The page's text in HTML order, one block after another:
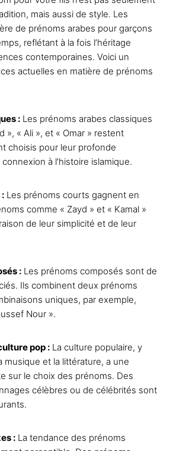
a
p
l
u
s
u
r
s
v
a
t
n
s
.
L
s
o
p
t
s
mais aussi de style. Les
de prénoms arabes pour garçons
reflétant à la fois l’héritage
contemporaines. Voici un
actuelles en matière de prénoms
: Les prénoms arabes classiques
», « Ali », et « Omar » restent
choisis pour leur profonde
à l’histoire islamique.
Les prénoms courts gagnent en
comme « Zayd » et « Kamal »
de leur simplicité et de leur
: Les prénoms composés sont de
Ils combinent deux prénoms
uniques, par exemple,
Nour ».
pop : La culture populaire, y
musique et la littérature, a une
sur le choix des prénoms. Des
célèbres ou de célébrités sont
: La tendance des prénoms